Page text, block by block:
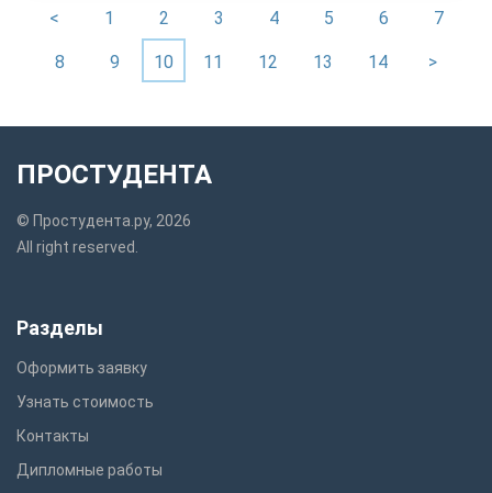
< 1 2 3 4 5 6 7
8 9 10 11 12 13 14 >
ПРОСТУДЕНТА
© Простудента.ру, 2026
All right reserved.
Разделы
Оформить заявку
Узнать стоимость
Контакты
Дипломные работы